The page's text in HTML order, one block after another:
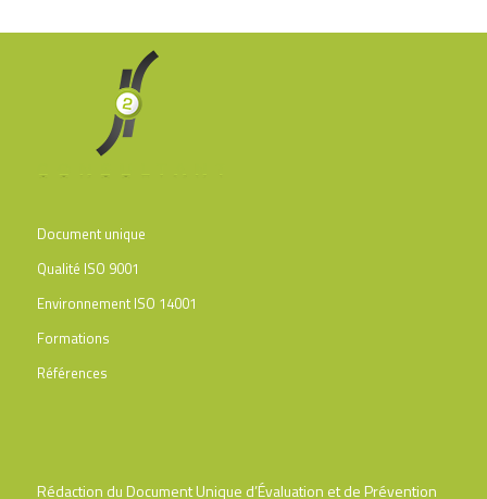
Document unique
Qualité ISO 9001
Environnement ISO 14001
Formations
Références
Rédaction du Document Unique d’Évaluation et de Prévention